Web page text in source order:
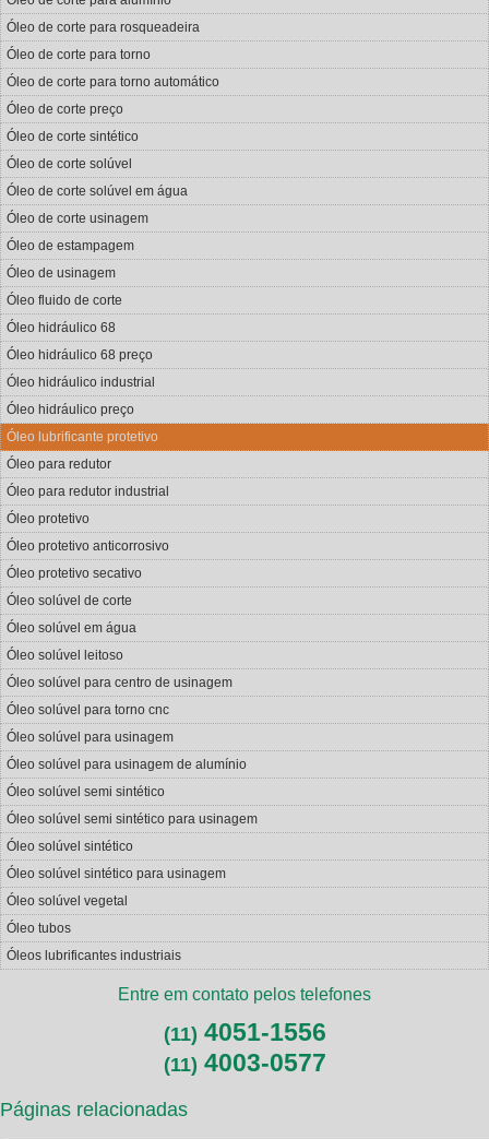
Óleo de corte para rosqueadeira
Óleo de corte para torno
Óleo de corte para torno automático
Óleo de corte preço
Óleo de corte sintético
Óleo de corte solúvel
Óleo de corte solúvel em água
Óleo de corte usinagem
Óleo de estampagem
Óleo de usinagem
Óleo fluido de corte
Óleo hidráulico 68
Óleo hidráulico 68 preço
Óleo hidráulico industrial
Óleo hidráulico preço
Óleo lubrificante protetivo
Óleo para redutor
Óleo para redutor industrial
Óleo protetivo
Óleo protetivo anticorrosivo
Óleo protetivo secativo
Óleo solúvel de corte
Óleo solúvel em água
Óleo solúvel leitoso
Óleo solúvel para centro de usinagem
Óleo solúvel para torno cnc
Óleo solúvel para usinagem
Óleo solúvel para usinagem de alumínio
Óleo solúvel semi sintético
Óleo solúvel semi sintético para usinagem
Óleo solúvel sintético
Óleo solúvel sintético para usinagem
Óleo solúvel vegetal
Óleo tubos
Óleos lubrificantes industriais
Entre em contato pelos telefones
(11) 4051-1556
(11) 4003-0577
Páginas relacionadas